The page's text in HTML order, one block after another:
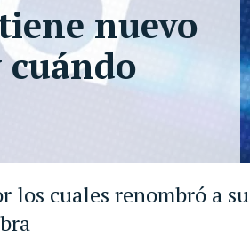
los cuales renombró a su
nuevo